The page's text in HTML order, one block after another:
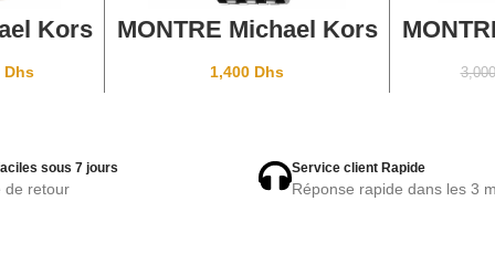
Kors
Dhs
AJOUTER AU PANIER
MONTRE Michael Kors
1,400 Dhs
sous 7 jours
de retour
Service client Rapide
Réponse rapide dans les 3